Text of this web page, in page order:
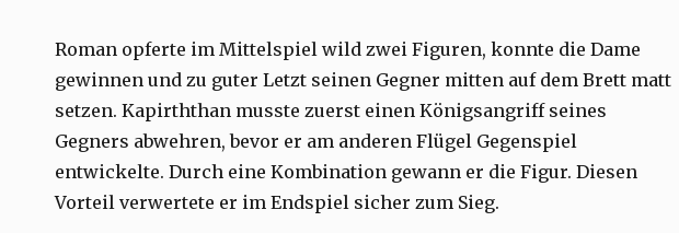
Roman opferte im Mittelspiel wild zwei Figuren, konnte die Dame
gewinnen und zu guter Letzt seinen Gegner mitten auf dem Brett matt
setzen. Kapirththan musste zuerst einen Königsangriff seines
Gegners abwehren, bevor er am anderen Flügel Gegenspiel
entwickelte. Durch eine Kombination gewann er die Figur. Diesen
Vorteil verwertete er im Endspiel sicher zum Sieg.